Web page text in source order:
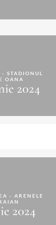
STADIONUL
OANA
2024
- ARENELE
2024